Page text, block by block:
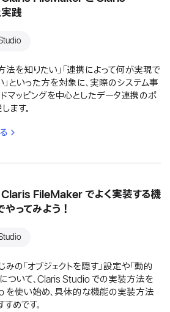
践
法を知りたい」「連携によって何が実現で
といった方を対象に、実際のシステム事
マッピングを中心としたデータ連携のポ
ます。
FileMaker でよく実装する機
ってみよう！
の「オブジェクトを隠す」設定や「動的
ついて、Claris Studio での実装方法を
を使い始め、具体的な機能の実装方法
めです。